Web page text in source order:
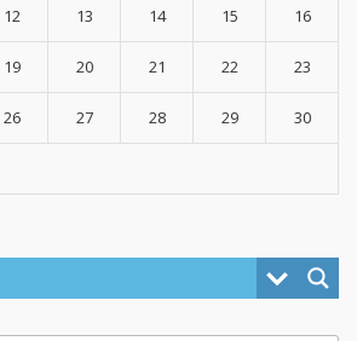
12 13 14 15 16
19 20 21 22 23
26 27 28 29 30